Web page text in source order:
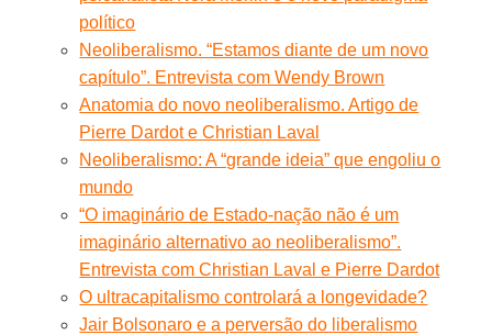
político
Neoliberalismo. “Estamos diante de um novo
capítulo”. Entrevista com Wendy Brown
Anatomia do novo neoliberalismo. Artigo de
Pierre Dardot e Christian Laval
Neoliberalismo: A “grande ideia” que engoliu o
mundo
“O imaginário de Estado-nação não é um
imaginário alternativo ao neoliberalismo”.
Entrevista com Christian Laval e Pierre Dardot
O ultracapitalismo controlará a longevidade?
Jair Bolsonaro e a perversão do liberalismo